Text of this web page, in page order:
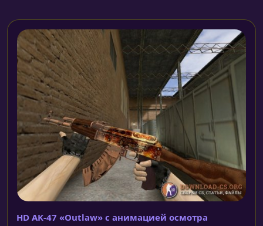
HD AK-47 «Outlaw» с анимацией осмотра